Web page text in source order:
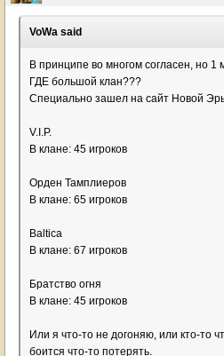
VoWa said
В принципе во многом согласен, но 1
ГДЕ большой клан???
Специально зашел на сайт Новой
V.I.P.
В клане: 45 игроков
Орден Тамплиеров
В клане: 65 игроков
Baltica
В клане: 67 игроков
Братство огня
В клане: 45 игроков
Или я что-то не догоняю, или кто-то
боится что-то потерять.